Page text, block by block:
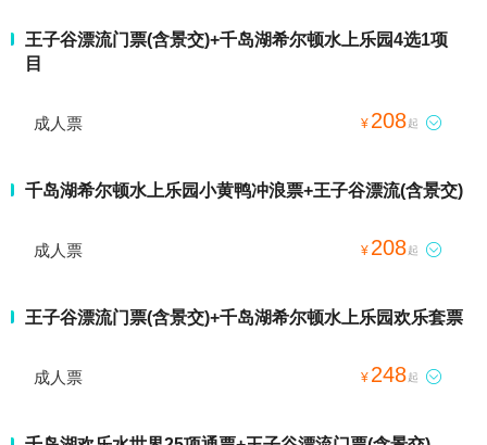
王子谷漂流门票(含景交)+千岛湖希尔顿水上乐园4选1项
目
成人票 ¥ 208起 
千岛湖希尔顿水上乐园小黄鸭冲浪票+王子谷漂流(含景交)
成人票 ¥ 208起 
王子谷漂流门票(含景交)+千岛湖希尔顿水上乐园欢乐套票
成人票 ¥ 248起 